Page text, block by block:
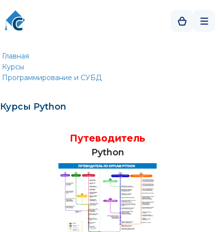
Главная
Курсы
Программирование и СУБД
Курсы Python
Путеводитель
Python